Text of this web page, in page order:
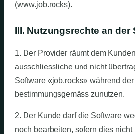
(www.job.rocks).
III. Nutzungsrechte an der
1. Der Provider räumt dem
ausschliessliche und nicht
Software «job.rocks» während
bestimmungsgemäss zunutzen.
2. Der Kunde darf die Software
noch bearbeiten, sofern dies nicht